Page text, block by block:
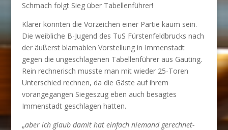
Schmach folgt Sieg über Tabellenführer!
Klarer konnten die Vorzeichen einer Partie kaum sein.
Die weibliche B-Jugend des TuS Fürstenfeldbrucks nach
der äußerst blamablen Vorstellung in Immenstadt
gegen die ungeschlagenen Tabellenführer aus Gauting.
Rein rechnerisch musste man mit wieder 25-Toren
Unterschied rechnen, da die Gäste auf ihrem
vorangegangen Siegeszug eben auch besagtes
Immenstadt geschlagen hatten.
„aber ich glaub damit hat einfach niemand gerechnet-